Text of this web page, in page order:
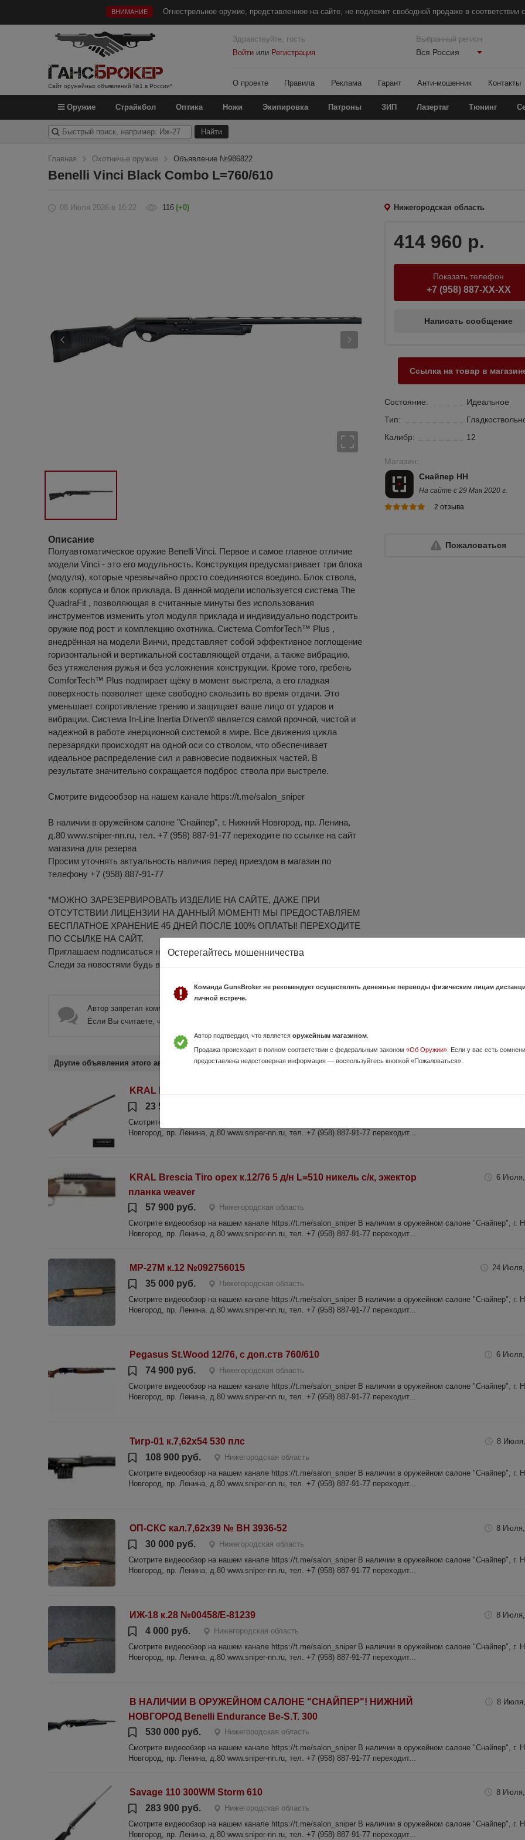
ВНИМАНИЕ Огнестрельное оружие, представленное на сайте, не подлежит свободной продаже в
Сайт оружейных объявлений №1 в России*
Здравствуйте, гость
Войтиили Регистрация
Выбранный регион
Вся Россия
О проекте Правила Реклама Гарант Анти-мошенник Контакты
Оружие Страйкбол Оптика Ножи Экипировка Патроны ЗИП Лазертаг Тюнинг
Главная Охотничье оружие Объявление №986822
Benelli Vinci Black Combo L=760/610
08 Июля 2026 в 16:22 116 (+0) Нижегородская область
Описание
Полуавтоматическое оружие Benelli Vinci. Первое и самое главное отличие
модели Vinci - это его модульность. Конструкция предусматривает три блока
(модуля), которые чрезвычайно просто соединяются воедино. Блок ствола,
блок корпуса и блок приклада. В данной модели используется система The
QuadraFit , позволяющая в считанные минуты без использования
инструментов изменить угол модуля приклада и индивидуально подстроить
оружие под рост и комплекцию охотника. Система ComforTech™ Plus ,
внедрённая на модели Винчи, представляет собой эффективное поглощение
горизонтальной и вертикальной составляющей отдачи, а также вибрацию,
без утяжеления ружья и без усложнения конструкции. Кроме того, гребень
ComforTech™ Plus подпирает щёку в момент выстрела, а его гладкая
поверхность позволяет щеке свободно скользить во время отдачи. Это
уменьшает сопротивление трению и защищает ваше лицо от ударов и
вибрации. Система In-Line Inertia Driven® является самой прочной, чистой и
надежной в работе инерционной системой в мире. Все движения цикла
перезарядки происходят на одной оси со стволом, что обеспечивает
идеальное распределение сил и равновесие подвижных частей. В
результате значительно сокращается подброс ствола при выстреле.
Смотрите видеообзор на нашем канале https://t.me/salon_sniper
В наличии в оружейном салоне "Снайпер", г. Нижний Новгород, пр. Ленина,
д.80 www.sniper-nn.ru, тел. +7 (958) 887-91-77 переходите по ссылке на сайт
магазина для резерва
Просим уточнять актуальность наличия перед приездом в магазин по
телефону +7 (958) 887-91-77
*МОЖНО ЗАРЕЗЕРВИРОВАТЬ ИЗДЕЛИЕ НА САЙТЕ, ДАЖЕ ПРИ
ОТСУТСТВИИ ЛИЦЕНЗИИ НА ДАННЫЙ МОМЕНТ! МЫ ПРЕДОСТАВЛЯЕМ
БЕСПЛАТНОЕ ХРАНЕНИЕ 45 ДНЕЙ ПОСЛЕ 100% ОПЛАТЫ! ПЕРЕХОДИТЕ
ПО ССЫЛКЕ НА САЙТ.
Приглашаем подписаться на наш TELEGRAM канал https://t.me/salon_sniper
Следи за новостями будь в курсе новинок!
414 960 р.
Показать телефон
+7 (958) 887-XX-XX
Написать сообщение
Ссылка на товар в
Состояние:
Идеальное
Тип:
Калибр:
12
Магазин:
Снайпер НН
На сайте с 29 Мая 2020 г.
2 отзыва
Пожаловаться
Автор запретил комментировать данное объявление.
Если Вы считаете, что данное объявление нарушает правила нашего портала, то воспользуйтесь ссылкой
Другие объявления этого автора
KRAL Raptor к.12/76 3 д/н, L=610 орех
23 500 руб.
Смотрите видеообзор на нашем канале https://t.me/salon_sniper В наличии в оружейном салоне "Снайпер", г.
Новгород, пр. Ленина, д.80 www.sniper-nn.ru, тел. +7 (958) 887-91-77 переходит...
KRAL Brescia Tiro орех к.12/76 5 д/н L=510 никель с/к, эжектор
планка weaver
6
57 900 руб.
Нижегородская область
Смотрите видеообзор на нашем канале https://t.me/salon_sniper В наличии в оружейном салоне "Снайпер", г.
Новгород, пр. Ленина, д.80 www.sniper-nn.ru, тел. +7 (958) 887-91-77 переходит...
МР-27М к.12 №092756015 24
35 000 руб.
Нижегородская область
Смотрите видеообзор на нашем канале https://t.me/salon_sniper В наличии в оружейном салоне "Снайпер", г.
Новгород, пр. Ленина, д.80 www.sniper-nn.ru, тел. +7 (958) 887-91-77 переходит...
Pegasus St.Wood 12/76, c доп.ств 760/610 6
74 900 руб.
Нижегородская область
Смотрите видеообзор на нашем канале https://t.me/salon_sniper В наличии в оружейном салоне "Снайпер", г.
Новгород, пр. Ленина, д.80 www.sniper-nn.ru, тел. +7 (958) 887-91-77 переходит...
Тигр-01 к.7,62х54 530 плс 8
108 900 руб.
Нижегородская область
Смотрите видеообзор на нашем канале https://t.me/salon_sniper В наличии в оружейном салоне "Снайпер", г.
Новгород, пр. Ленина, д.80 www.sniper-nn.ru, тел. +7 (958) 887-91-77 переходит...
ОП-СКС кал.7,62х39 № ВН 3936-52 8
30 000 руб.
Нижегородская область
Смотрите видеообзор на нашем канале https://t.me/salon_sniper В наличии в оружейном салоне "Снайпер", г.
Новгород, пр. Ленина, д.80 www.sniper-nn.ru, тел. +7 (958) 887-91-77 переходит...
ИЖ-18 к.28 №00458/Е-81239 8
4 000 руб.
Нижегородская область
Смотрите видеообзор на нашем канале https://t.me/salon_sniper В наличии в оружейном салоне "Снайпер", г.
Новгород, пр. Ленина, д.80 www.sniper-nn.ru, тел. +7 (958) 887-91-77 переходит...
В НАЛИЧИИ В ОРУЖЕЙНОМ САЛОНЕ "СНАЙПЕР"! НИЖНИЙ
НОВГОРОД Benelli Endurance Be-S.T. 300
8
530 000 руб.
Нижегородская область
Смотрите видеообзор на нашем канале https://t.me/salon_sniper В наличии в оружейном салоне "Снайпер", г.
Новгород, пр. Ленина, д.80 www.sniper-nn.ru, тел. +7 (958) 887-91-77 переходит...
Savage 110 300WM Storm 610 8
283 900 руб.
Нижегородская область
Смотрите видеообзор на нашем канале https://t.me/salon_sniper В наличии в оружейном салоне "Снайпер", г.
Новгород, пр. Ленина, д.80 www.sniper-nn.ru, тел. +7 (958) 887-91-77 переходит...
Остерегайтесь мошенничества
Команда GunsBroker не рекомендует осуществлять денежные переводы физическим лицам
личной встрече.
Автор подтвердил, что является оружейным магазином
Продажа происходит в полном соответствии с федеральным законом «Об Оружии» . Если у вас есть
предоставлена недостоверная информация — воспользуйтесь кнопкой «Пожаловаться».